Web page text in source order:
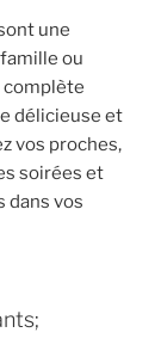
une
ou
complète
délicieuse et
vos proches,
soirées et
dans vos